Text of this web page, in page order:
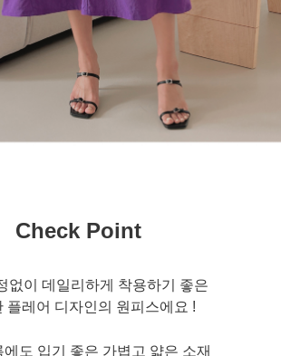
Check Point
없이 데일리하게 착용하기 좋은
플레어 디자인의 원피스에요 !
에도 입기 좋은 가볍고 얇은 소재